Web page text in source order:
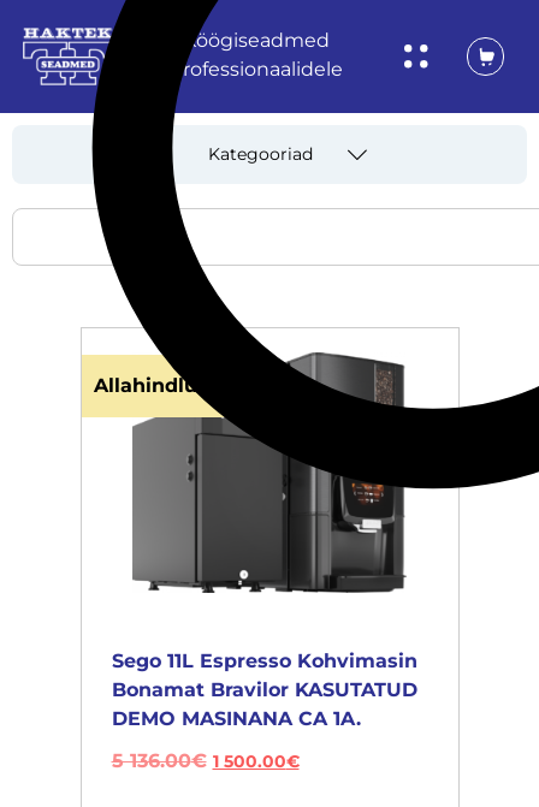
Köögiseadmed
professionaalidele
Kategooriad
Allahindlus!
Sego 11L Espresso Kohvimasin
Bonamat Bravilor KASUTATUD
DEMO MASINANA CA 1A.
5 136.00€ 1 500.00€